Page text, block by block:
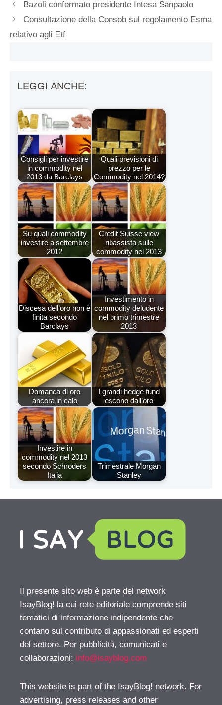
Bazoli confermato presidente Intesa Sanpaolo
Consultazione della Consob sul regolamento Esma
relativo agli Etf
LEGGI ANCHE:
Consigli per investire
in commodity nel
2013 da Barclays
Quali previsioni di
prezzo per le
Commodity nel 2014?
Su quali commodity
investire a settembre
2012
Credit Suisse view
ribassista sulle
commodity nel 2013
Discesa dell’oro non è
finita secondo
Barclays
Investimento in
commodity deludente
nel primo trimestre
2013
Domanda di oro
ancora in calo
I grandi hedge fund
escono dall’oro
Investire in
commodity nel 2013
secondo Schroders
Italia
Trimestrale Morgan
Stanley
Il presente sito web è parte del network
IsayBlog! la cui rete editoriale comprende siti
tematici di informazione indipendente che
contano sul contributo di appassionati ed esperti
del settore. Per pubblicità, comunicati e
collaborazioni: info@isayblog.com
This website is part of the IsayBlog! network. For
advertising, press releases and other